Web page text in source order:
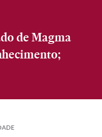
de Magma